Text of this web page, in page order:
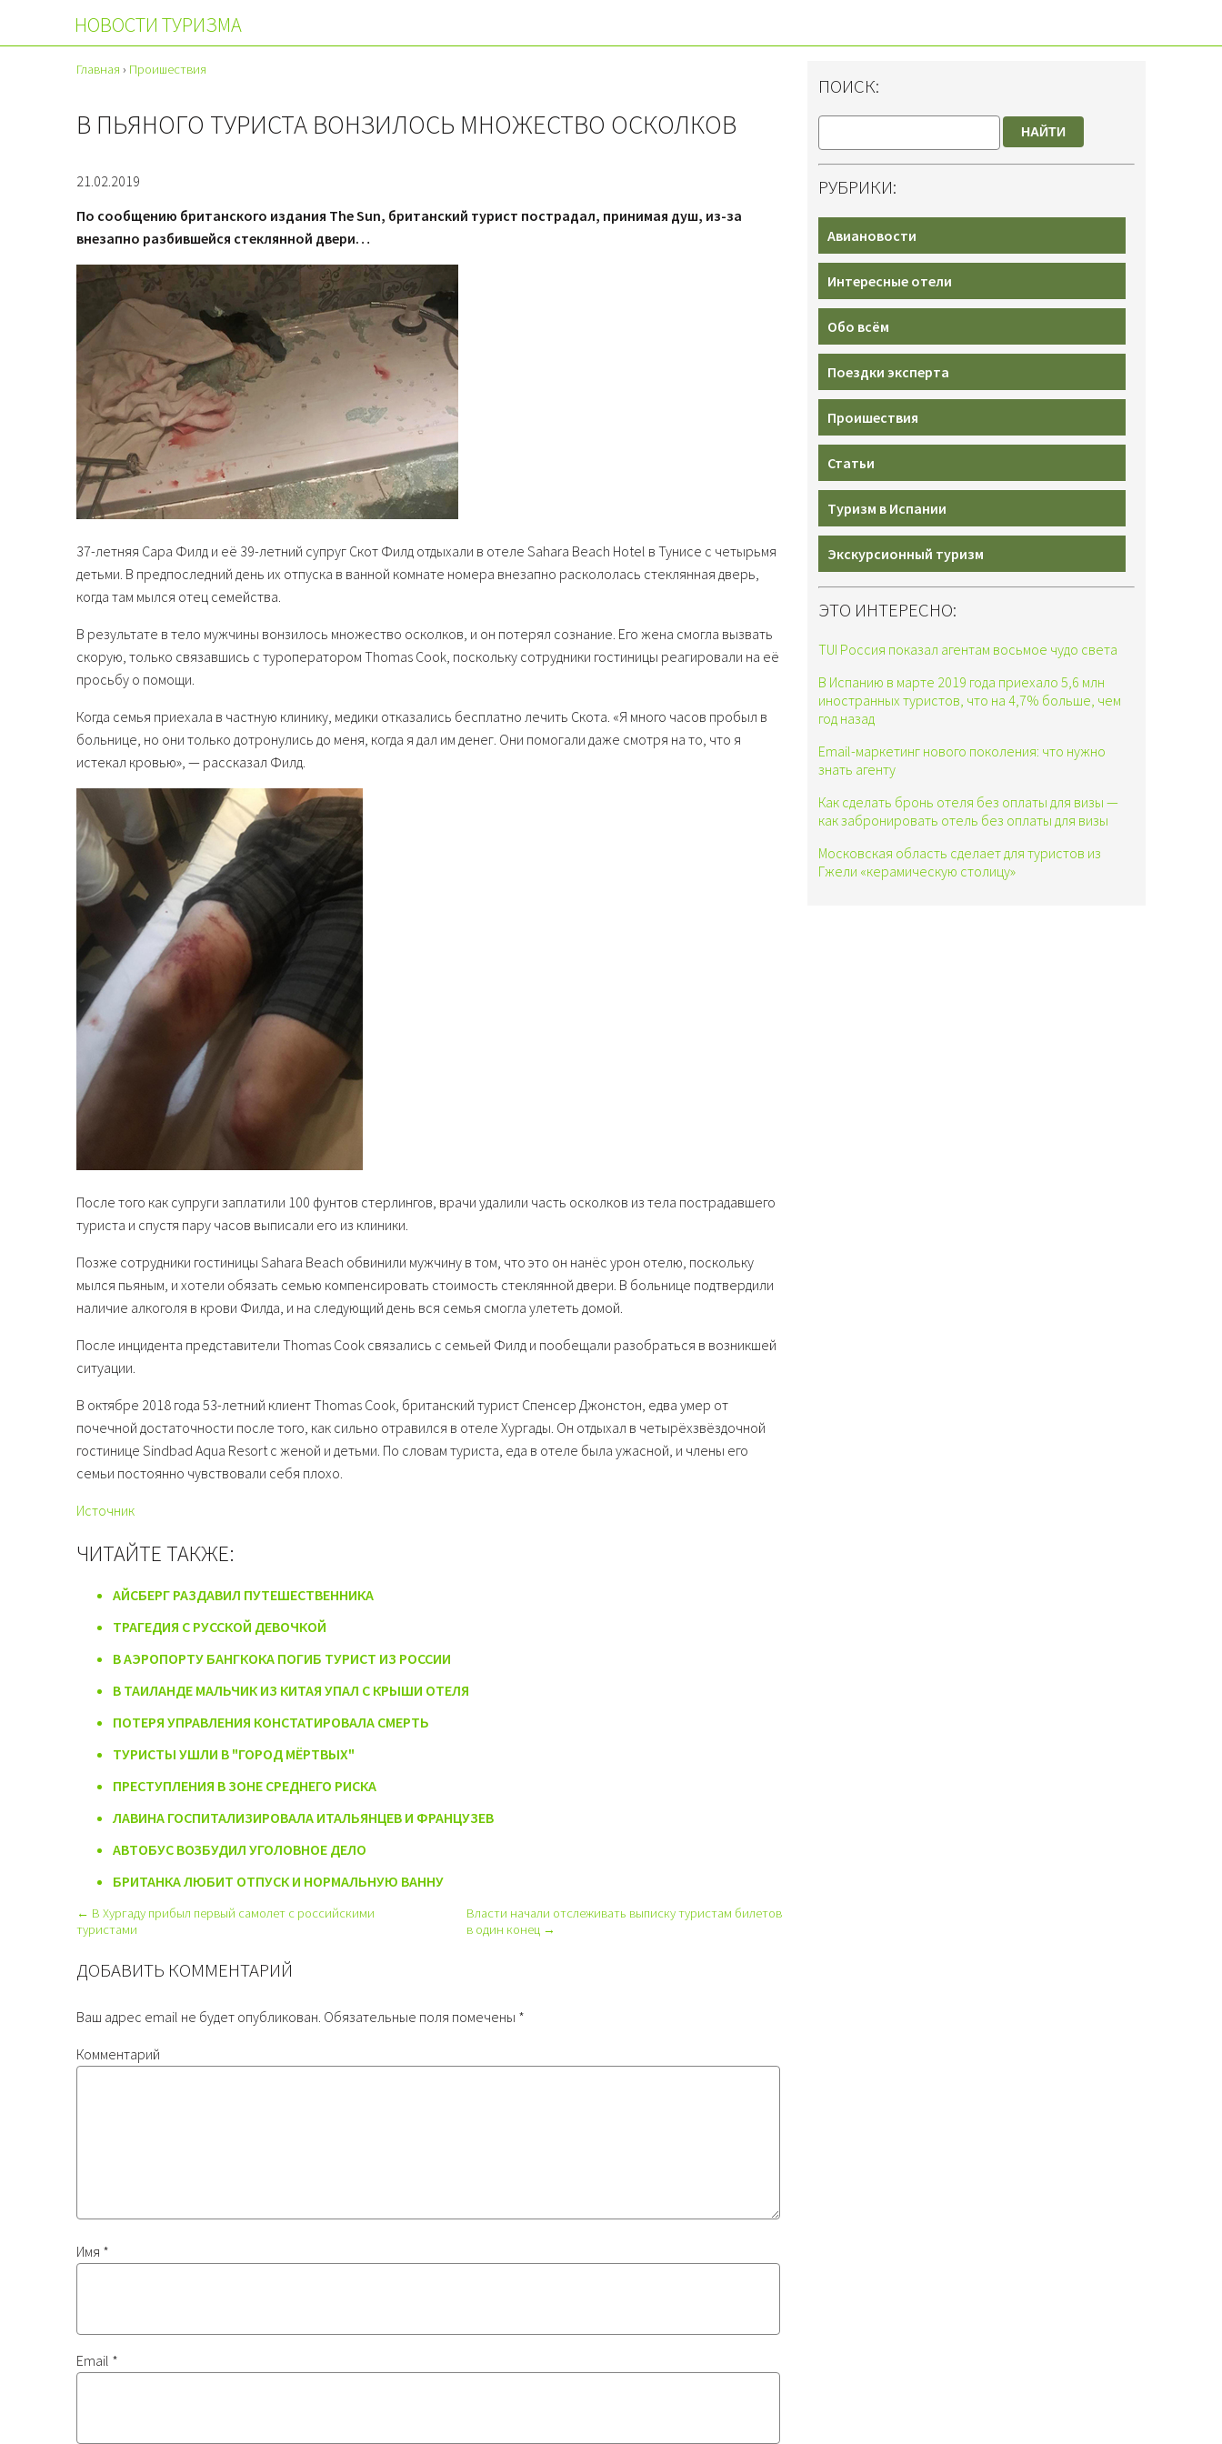
НОВОСТИ ТУРИЗМА
Главная › Проишествия
В ПЬЯНОГО ТУРИСТА ВОНЗИЛОСЬ МНОЖЕСТВО ОСКОЛКОВ
21.02.2019
По сообщению британского издания The Sun, британский турист пострадал, принимая душ, из-за
внезапно разбившейся стеклянной двери…
37-летняя Сара Филд и её 39-летний супруг Скот Филд отдыхали в отеле Sahara Beach Hotel в Тунисе с четырьмя
детьми. В предпоследний день их отпуска в ванной комнате номера внезапно раскололась стеклянная дверь,
когда там мылся отец семейства.
В результате в тело мужчины вонзилось множество осколков, и он потерял сознание. Его жена смогла вызвать
скорую, только связавшись с туроператором Thomas Cook, поскольку сотрудники гостиницы реагировали на её
просьбу о помощи.
Когда семья приехала в частную клинику, медики отказались бесплатно лечить Скота. «Я много часов пробыл в
больнице, но они только дотронулись до меня, когда я дал им денег. Они помогали даже смотря на то, что я
истекал кровью», — рассказал Филд.
После того как супруги заплатили 100 фунтов стерлингов, врачи удалили часть осколков из тела пострадавшего
туриста и спустя пару часов выписали его из клиники.
Позже сотрудники гостиницы Sahara Beach обвинили мужчину в том, что это он нанёс урон отелю, поскольку
мылся пьяным, и хотели обязать семью компенсировать стоимость стеклянной двери. В больнице подтвердили
наличие алкоголя в крови Филда, и на следующий день вся семья смогла улететь домой.
После инцидента представители Thomas Cook связались с семьей Филд и пообещали разобраться в возникшей
ситуации.
В октябре 2018 года 53-летний клиент Thomas Cook, британский турист Спенсер Джонстон, едва умер от
почечной достаточности после того, как сильно отравился в отеле Хургады. Он отдыхал в четырёхзвёздочной
гостинице Sindbad Aqua Resort с женой и детьми. По словам туриста, еда в отеле была ужасной, и члены его
семьи постоянно чувствовали себя плохо.
Источник
ЧИТАЙТЕ ТАКЖЕ:
АЙСБЕРГ РАЗДАВИЛ ПУТЕШЕСТВЕННИКА
ТРАГЕДИЯ С РУССКОЙ ДЕВОЧКОЙ
В АЭРОПОРТУ БАНГКОКА ПОГИБ ТУРИСТ ИЗ РОССИИ
В ТАИЛАНДЕ МАЛЬЧИК ИЗ КИТАЯ УПАЛ С КРЫШИ ОТЕЛЯ
ПОТЕРЯ УПРАВЛЕНИЯ КОНСТАТИРОВАЛА СМЕРТЬ
ТУРИСТЫ УШЛИ В "ГОРОД МЁРТВЫХ"
ПРЕСТУПЛЕНИЯ В ЗОНЕ СРЕДНЕГО РИСКА
ЛАВИНА ГОСПИТАЛИЗИРОВАЛА ИТАЛЬЯНЦЕВ И ФРАНЦУЗЕВ
АВТОБУС ВОЗБУДИЛ УГОЛОВНОЕ ДЕЛО
БРИТАНКА ЛЮБИТ ОТПУСК И НОРМАЛЬНУЮ ВАННУ
← В Хургаду прибыл первый самолет с российскими
туристами
Власти начали отслеживать выписку туристам билетов
в один конец →
ДОБАВИТЬ КОММЕНТАРИЙ
Ваш адрес email не будет опубликован. Обязательные поля помечены *
Комментарий
Имя *
Email *
ПОИСК:
НАЙТИ
РУБРИКИ:
Авиановости
Интересные отели
Обо всём
Поездки эксперта
Проишествия
Статьи
Туризм в Испании
Экскурсионный туризм
ЭТО ИНТЕРЕСНО:
TUI Россия показал агентам восьмое чудо света
В Испанию в марте 2019 года приехало 5,6 млн
иностранных туристов, что на 4,7% больше, чем
год назад
Email-маркетинг нового поколения: что нужно
знать агенту
Как сделать бронь отеля без оплаты для визы —
как забронировать отель без оплаты для визы
Московская область сделает для туристов из
Гжели «керамическую столицу»